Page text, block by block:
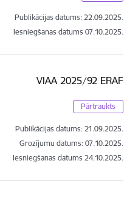
Publikācijas datums: 22.09.2025.
Iesniegšanas datums 07.10.2025.
VIAA 2025/92 ERAF
Pārtraukts
Publikācijas datums: 21.09.2025.
Grozījumu datums: 07.10.2025.
Iesniegšanas datums 24.10.2025.